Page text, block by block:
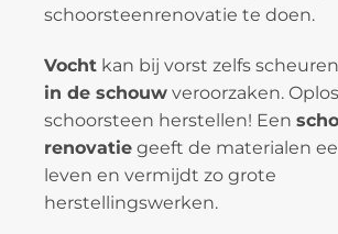
schoorsteenrenovatie te doen.
Vocht kan bij vorst zelfs
in de schouw veroorzaken.
schoorsteen herstellen! Een
renovatie geeft de materialen
leven en vermijdt zo grote
herstellingswerken.